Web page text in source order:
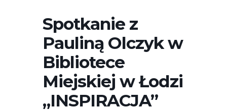
Spotkanie z
Pauliną Olczyk w
Bibliotece
Miejskiej w Łodzi
„INSPIRACJA”